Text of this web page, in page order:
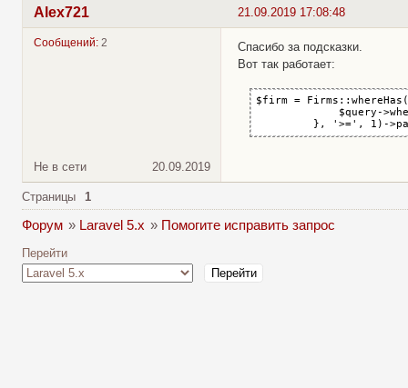
21.09.2019 17:08:48
Alex721
Сообщений: 2
Спасибо за подсказки.
Вот так работает:
$firm =
$query-
}, '>=', 1)-
Не в сети 20.09.2019
Страницы 1
Форум » Laravel 5.x » Помогите исправить запрос
Перейти